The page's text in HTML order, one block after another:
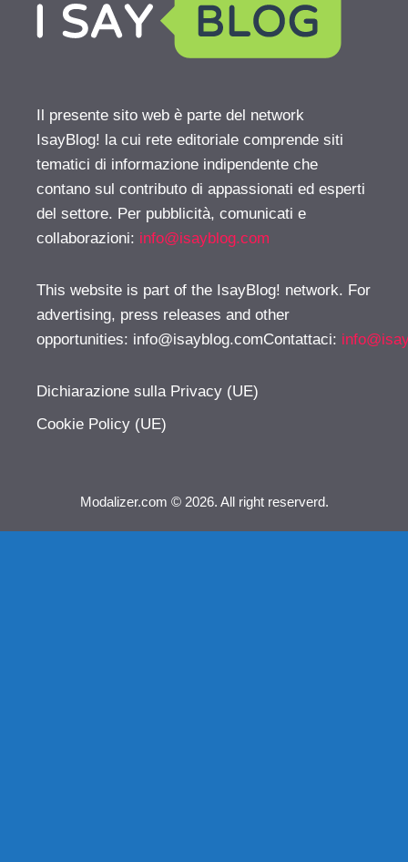
Il presente sito web è parte del network
IsayBlog! la cui rete editoriale comprende siti
tematici di informazione indipendente che
contano sul contributo di appassionati ed esperti
del settore. Per pubblicità, comunicati e
collaborazioni: info@isayblog.com
This website is part of the IsayBlog! network. For
advertising, press releases and other
opportunities: info@isayblog.comContattaci:
Dichiarazione sulla Privacy (UE)
Cookie Policy (UE)
Modalizer.com © 2026. All right reserverd.